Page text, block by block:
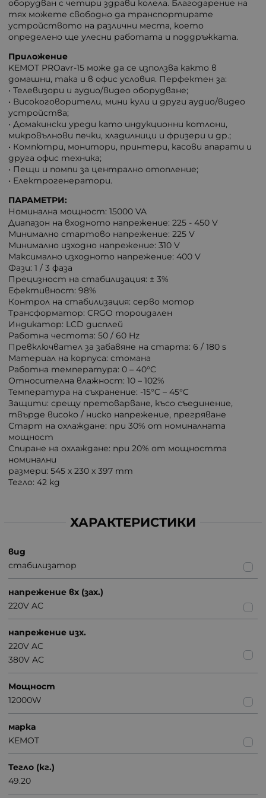
оборудван с четири здрави колела. Благодарение на
тях можете свободно да транспортирате
устройството на различни места, което
определено ще улесни работата и поддръжката.
Приложение
KEMOT PROavr-15 може да се използва както в
домашни, така и в офис условия. Перфектен за:
• Телевизори и аудио/видео оборудване;
• Високоговорители, мини кули и други аудио/видео
устройства;
• Домакински уреди като индукционни котлони,
микровълнови печки, хладилници и фризери и др.;
• Компютри, монитори, принтери, касови апарати и
друга офис техника;
• Пещи и помпи за централно отопление;
• Електрогенератори.
ПАРАМЕТРИ:
Номинална мощност: 15000 VA
Диапазон на входното напрежение: 225 - 450 V
Минимално стартово напрежение: 225 V
Минимално изходно напрежение: 310 V
Максимално изходното напрежение: 400 V
Фази: 1 / 3 фаза
Прецизност на стабилизация: ± 3%
Ефективност: 98%
Контрол на стабилизация: серво мотор
Трансформатор: CRGO тороидален
Индикатор: LCD дисплей
Работна честота: 50 / 60 Hz
Превключвател за забавяне на старта: 6 / 180 s
Материал на корпуса: стомана
Работна температура: 0 – 40°C
Относителна влажност: 10 – 102%
Температура на съхранение: -15°C – 45°C
Защити: срещу претоварване, късо съединение,
твърде високо / ниско напрежение, прегряване
Старт на охлаждане: при 30% от номиналната
мощност
Спиране на охлаждане: при 20% от мощността
номинални
размери: 545 x 230 x 397 mm
Тегло: 42 kg
ХАРАКТЕРИСТИКИ
вид
стабилизатор
напрежение вх (зах.)
220V AC
напрежение изх.
220V AC
380V AC
Мощност
12000W
марка
KEMOT
Тегло (кг.)
49.20